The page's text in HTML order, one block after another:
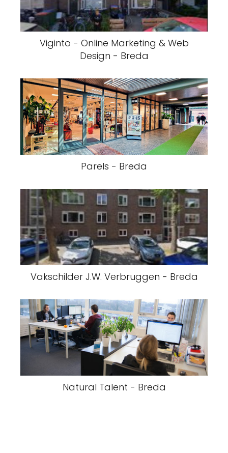
Viginto - Online Marketing & Web
Design - Breda
Parels - Breda
Vakschilder J.W. Verbruggen - Breda
Natural Talent - Breda